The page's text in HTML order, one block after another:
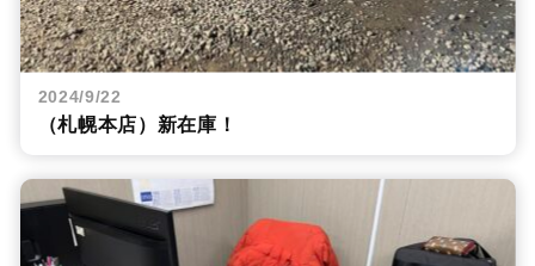
2024/9/22
（札幌本店）新在庫！